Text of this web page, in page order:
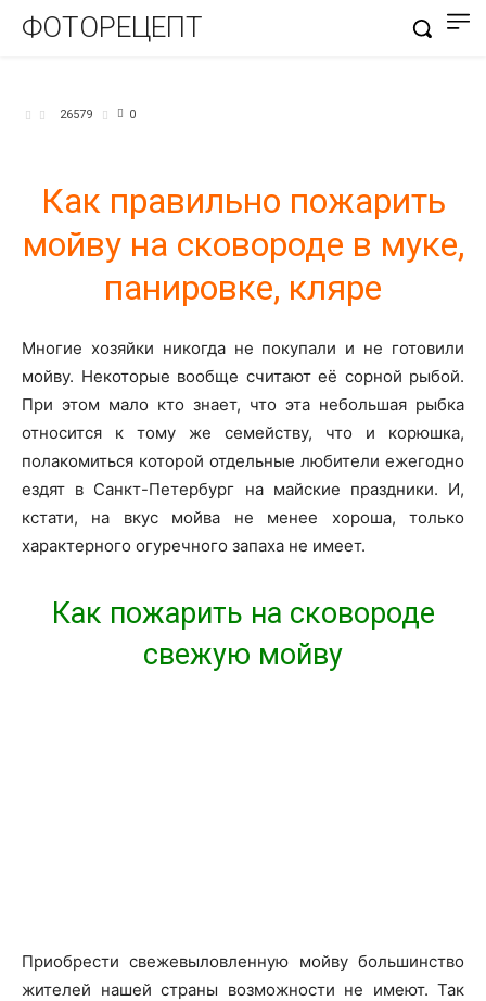
ФОТОРЕЦЕПТ
26579 0
Как правильно пожарить
мойву на сковороде в муке,
панировке, кляре
Многие хозяйки никогда не покупали и не готовили
мойву. Некоторые вообще считают её сорной рыбой.
При этом мало кто знает, что эта небольшая рыбка
относится к тому же семейству, что и корюшка,
полакомиться которой отдельные любители ежегодно
ездят в Санкт-Петербург на майские праздники. И,
кстати, на вкус мойва не менее хороша, только
характерного огуречного запаха не имеет.
Как пожарить на сковороде
свежую мойву
Приобрести свежевыловленную мойву большинство
жителей нашей страны возможности не имеют. Так